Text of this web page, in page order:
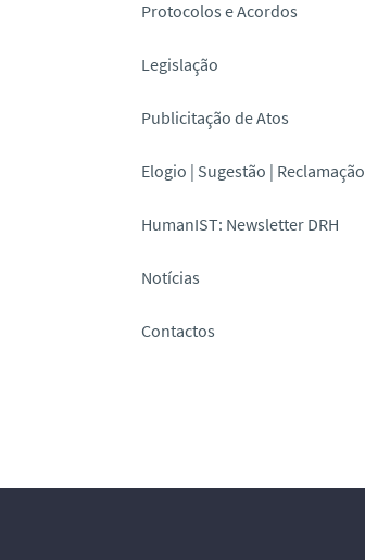
Protocolos e Acordos
Legislação
Publicitação de Atos
Elogio | Sugestão | Reclamação
HumanIST: Newsletter DRH
Notícias
Contactos